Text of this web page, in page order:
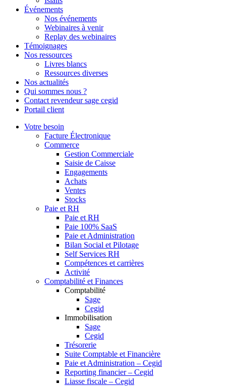
Événements
Nos événements
Webinaires à venir
Replay des webinaires
Témoignages
Nos ressources
Livres blancs
Ressources diverses
Nos actualités
Qui sommes nous ?
Contact revendeur sage cegid
Portail client
Votre besoin
Facture Électronique
Commerce
Gestion Commerciale
Saisie de Caisse
Engagements
Achats
Ventes
Stocks
Paie et RH
Paie et RH
Paie 100% SaaS
Paie et Administration
Bilan Social et Pilotage
Self Services RH
Compétences et carrières
Activité
Comptabilité et Finances
Comptabilité
Sage
Cegid
Immobilisation
Sage
Cegid
Trésorerie
Suite Comptable et Financière
Paie et Administration – Cegid
Reporting financier – Cegid
Liasse fiscale – Cegid